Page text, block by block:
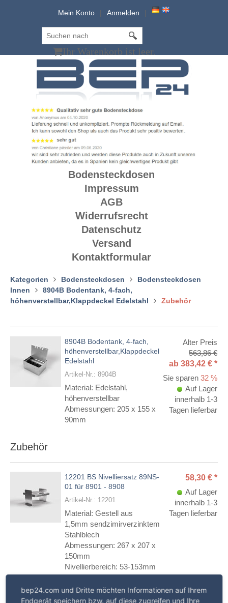
Mein Konto Anmelden
Ihr Warenkorb ist leer.
Bodensteckdosen
Impressum
AGB
Widerrufsrecht
Datenschutz
Versand
Kontaktformular
Kategorien Bodensteckdosen
Bodensteckdosen
Innen
8904B Bodentank, 4-fach,
höhenverstellbar,Klappdeckel Edelstahl
Zubehör
Überschrift
1
8904B Bodentank, 4-fach,
höhenverstellbar,Klappdeckel
Edelstahl
Artikel-Nr.: 8904B
Material: Edelstahl,
höhenverstellbar
Abmessungen: 205 x 155 x
90mm
Alter Preis
563,86 €
ab 383,42 € *
Sie sparen 32 %
Auf Lager
innerhalb 1-3
Tagen lieferbar
Zubehör
Überschrift
1
12201 BS Nivelliersatz 89NS-
01 für 8901 - 8908
Artikel-Nr.: 12201
Material: Gestell aus
1,5mm sendzimirverzinktem
Stahlblech
Abmessungen: 267 x 207 x
150mm
Nivellierbereich: 53-153mm
in 20mm Schritten
58,30 € *
Auf Lager
innerhalb 1-3
Tagen lieferbar
bep24.com und Dritte möchten Informationen auf Ihrem
Endgerät speichern bzw. auf diese zugreifen und Ihre